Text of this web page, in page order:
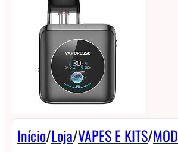
Início/Loja/VAPES E KITS/MOD